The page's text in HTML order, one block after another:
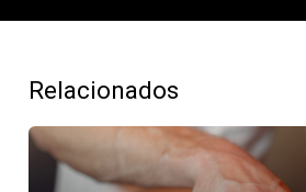
Relacionados